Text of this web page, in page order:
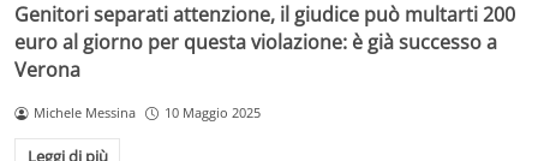
Genitori separati attenzione, il giudice può multarti 200
euro al giorno per questa violazione: è già successo a
Verona
Michele Messina 10 Maggio 2025
Leggi di più